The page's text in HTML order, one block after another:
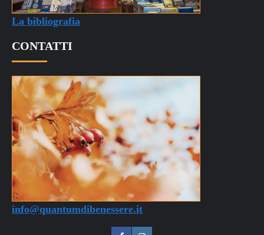
La bibliografia
CONTATTI
info@quantumdibenessere.it